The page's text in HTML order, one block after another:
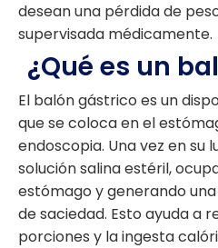
desean una pérdida de
supervisada médicamente.
¿Qué es un
El balón gástrico es un
que se coloca en el
endoscopia. Una vez en su
solución salina estéril,
estómago y generando
de saciedad. Esto ayuda a
porciones y la ingesta